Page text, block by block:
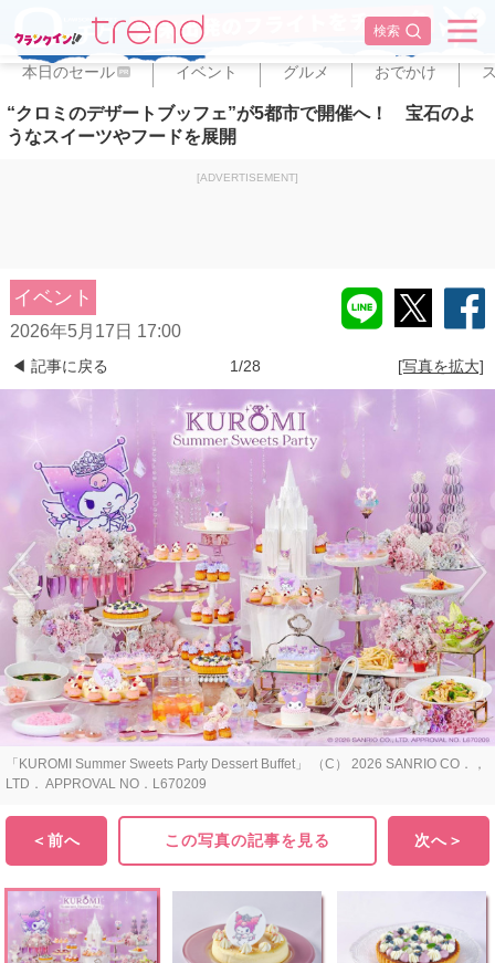
検索
✕
本日のセール PR イベント グルメ おでかけ
“クロミのデザートブッフェ”が5都市で開催へ！ 宝石のよ
うなスイーツやフードを展開
[ADVERTISEMENT]
イベント
2026年5月17日 17:00
◀ 記事に戻る 1/28 [写真を拡大]
「KUROMI Summer Sweets Party Dessert Buffet」 （C） 2026 SANRIO CO．，
LTD． APPROVAL NO．L670209
＜前へ この写真の記事を見る 次へ＞